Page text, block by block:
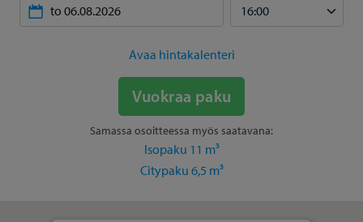
Avaa hintakalenteri
Vuokraa paku
Samassa osoitteessa myös saatavana:
Isopaku 11 m³
Citypaku 6,5 m³